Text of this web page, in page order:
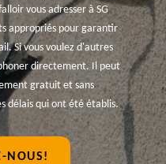
vous adresser à SG
appropriés pour garantir
Si vous voulez d'autres
directement. Il peut
gratuit et sans
délais qui ont été établis.
NOUS!